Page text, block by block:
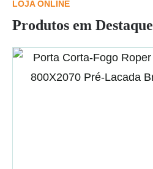
LOJA ONLINE
Produtos em Destaque